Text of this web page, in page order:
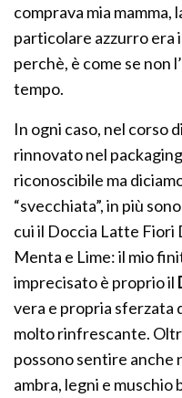
comprava mia mamma,
particolare azzurro era
perchè, è come se non
tempo.
In ogni caso, nel corso
rinnovato nel
riconoscibile ma
“svecchiata”, in più
cui il Doccia Latte Fiori
Menta e Lime: il mio
imprecisato è proprio il
vera e propria sferzata
molto rinfrescante.
possono sentire anche
ambra, legni e muschio